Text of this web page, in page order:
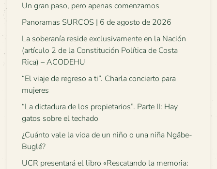
Un gran paso, pero apenas comenzamos
Panoramas SURCOS | 6 de agosto de 2026
La soberanía reside exclusivamente en la Nación
(artículo 2 de la Constitución Política de Costa
Rica) – ACODEHU
“El viaje de regreso a ti”. Charla concierto para
mujeres
“La dictadura de los propietarios”. Parte II: Hay
gatos sobre el techado
¿Cuánto vale la vida de un niño o una niña Ngäbe-
Buglé?
UCR presentará el libro «Rescatando la memoria: